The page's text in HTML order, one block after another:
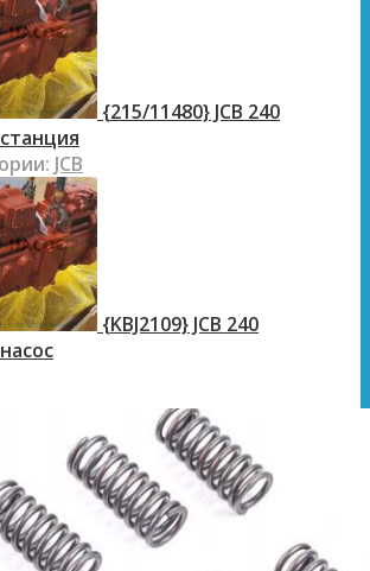
{215/11480} JCB 240
JCB
{KBJ2109} JCB 240